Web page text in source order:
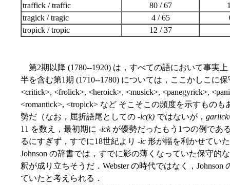
traffick / traffic 80 / 67
tragick / tragic
4 / 65
tropick / tropic
12 / 37
第2期以降 (1780--1920) は，すべての語において事実上
半を含む第1期 (1710--1780) については，ここかしこに
<critick>, <frolick>, <heroick>, <musick>, <panegyrick>,
<romantick>, <tropick> など そこそこの頻度を示すもの
勢だ（なお，屈折語尾としての -ic(k) ではないが， garlick/
11 を数え，最初期に -ickが優勢だったもう1つの例であ
るにすぎず，すでに18世紀より -ic 形が幅を利かせてい
Johnson の辞書では，すでに影の薄くなっていた保守的
釈が成り立ちそうだ．Webster の時代ではなく，Johnson
ていたと考えられる．